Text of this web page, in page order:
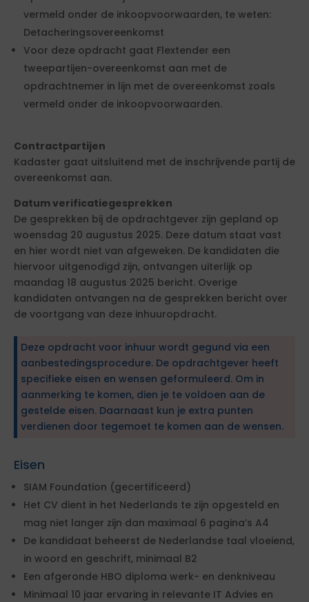
vermeld onder de inkoopvoorwaarden, te weten:
Detacheringsovereenkomst
Voor deze opdracht gaat Flextender een
tweepartijen-overeenkomst aan met de
opdrachtnemer in lijn met de overeenkomst zoals
vermeld onder de inkoopvoorwaarden.
Contractpartijen
Kadaster gaat uitsluitend met de inschrijvende partij de
overeenkomst aan.
Datum verificatiegesprekken
De gesprekken bij de opdrachtgever zijn gepland op
woensdag 20 augustus 2025. Deze datum staat vast
en hier wordt niet van afgeweken. De kandidaten die
hiervoor uitgenodigd zijn, ontvangen uiterlijk op
maandag 18 augustus 2025 bericht. Overige
kandidaten ontvangen na de gesprekken bericht over
de voortgang van deze inhuuropdracht.
Deze opdracht voor inhuur wordt gegund via een
aanbestedingsprocedure. De opdrachtgever heeft
specifieke eisen en wensen geformuleerd. Om in
aanmerking te komen, dien je te voldoen aan de
gestelde eisen. Daarnaast kun je extra punten
verdienen door tegemoet te komen aan de wensen.
Eisen
SIAM Foundation (gecertificeerd)
Het CV dient in het Nederlands te zijn opgesteld en
mag niet langer zijn dan maximaal 6 pagina’s A4
De kandidaat beheerst de Nederlandse taal vloeiend,
in woord en geschrift, minimaal B2
Een afgeronde HBO diploma werk- en denkniveau
Minimaal 10 jaar ervaring in relevante IT Advies en